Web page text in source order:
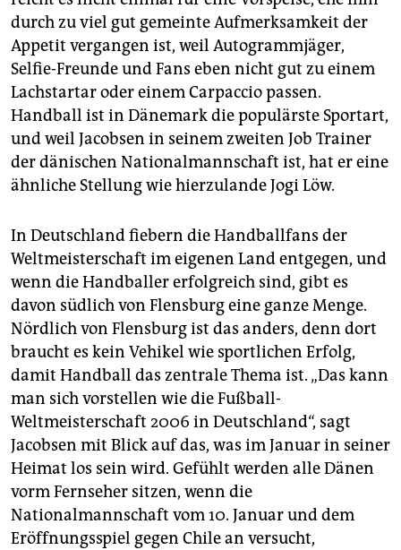
durch zu viel gut gemeinte Aufmerksamkeit der
Appetit vergangen ist, weil Autogrammjäger,
Selfie-Freunde und Fans eben nicht gut zu einem
Lachstartar oder einem Carpaccio passen.
Handball ist in Dänemark die populärste Sportart,
und weil Jacobsen in seinem zweiten Job Trainer
der dänischen Nationalmannschaft ist, hat er eine
ähnliche Stellung wie hierzulande Jogi Löw.
In Deutschland fiebern die Handballfans der
Weltmeisterschaft im eigenen Land entgegen, und
wenn die Handballer erfolgreich sind, gibt es
davon südlich von Flensburg eine ganze Menge.
Nördlich von Flensburg ist das anders, denn dort
braucht es kein Vehikel wie sportlichen Erfolg,
damit Handball das zentrale Thema ist. „Das kann
man sich vorstellen wie die Fußball-
Weltmeisterschaft 2006 in Deutschland“, sagt
Jacobsen mit Blick auf das, was im Januar in seiner
Heimat los sein wird. Gefühlt werden alle Dänen
vorm Fernseher sitzen, wenn die
Nationalmannschaft vom 10. Januar und dem
Eröffnungsspiel gegen Chile an versucht,